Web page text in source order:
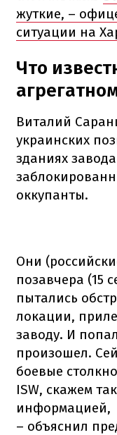
жуткие, –
ситуации на
Что
Виталий
украинских
зданиях
оккупанты.
Они
позавчера (15
пытались
локации,
заводу. И
произошел.
боевые
ISW, скажем
информацией,
– объяснил